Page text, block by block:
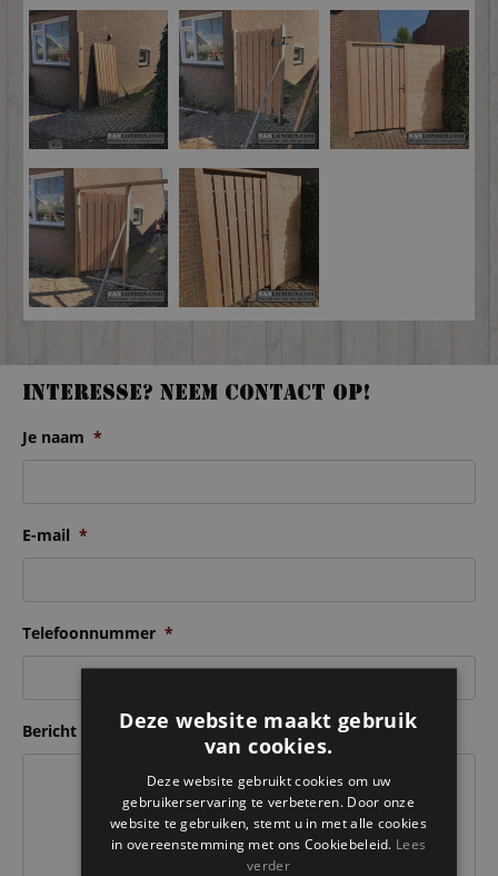
Interesse? Neem contact op!
Je naam *
E-mail *
Telefoonnummer *
Bericht
Deze website maakt gebruik
van cookies.
Deze website gebruikt cookies om uw
gebruikerservaring te verbeteren. Door onze
website te gebruiken, stemt u in met alle cookies
in overeenstemming met ons Cookiebeleid. Lees
verder